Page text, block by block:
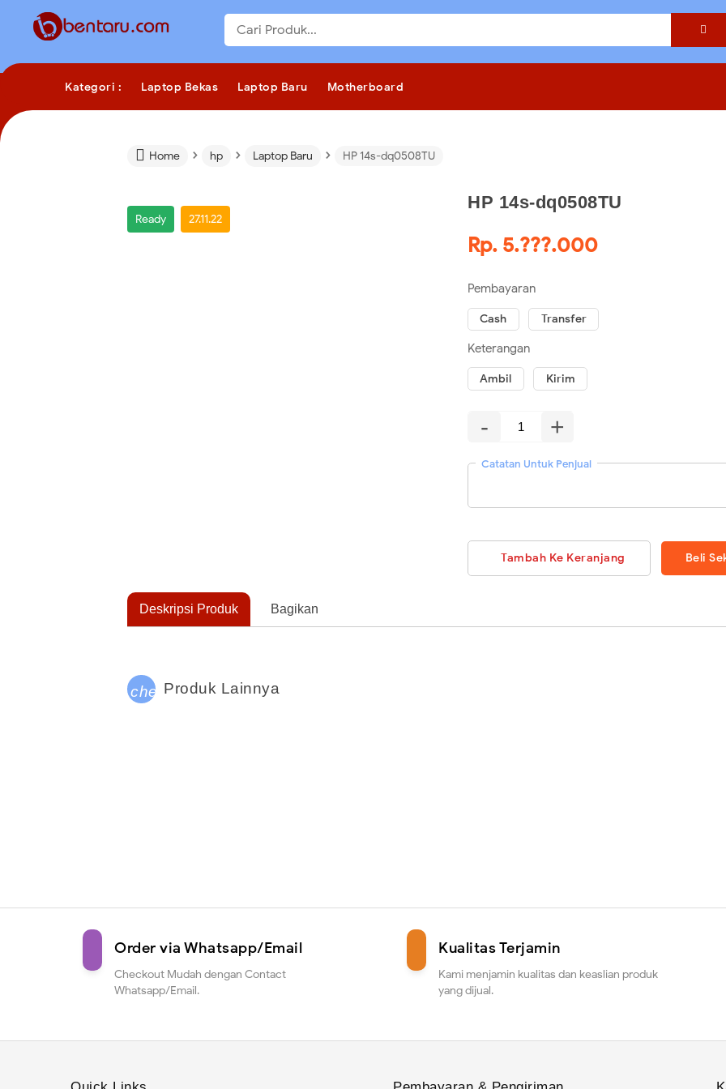

Kategori : Laptop Bekas Laptop Baru Motherboard
 Home › hp › Laptop Baru › HP 14s-dq0508TU
Ready 27.11.22
HP 14s-dq0508TU
Rp. 5.???.000
Pembayaran
Cash Transfer
Keterangan
Ambil Kirim
- +
Catatan Untuk Penjual
Tambah Ke Keranjang Beli
Deskripsi Produk Bagikan
check_circle_outline
Produk Lainnya
Order via Whatsapp/Email
Checkout Mudah dengan Contact
Whatsapp/Email.
Kualitas Terjamin
Kami menjamin kualitas dan keaslian produk
yang dijual.